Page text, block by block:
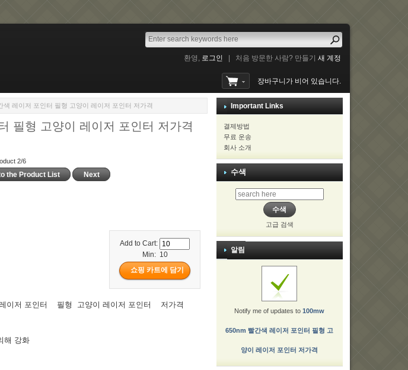
환영, 로그인 처음 방문한 사람? 만들기새 계정
장바구니가 비어 있습니다.
색 레이저 포인터 필형 고양이 레이저 포인터 저가격
필형 고양이 레이저 포인터 저가격
2/6
the Product List Next
Add to Cart:
Min: 10
레이저 포인터 필형 고양이 레이저 포인터 저가격
해 강화
Important Links
결제방법
무료 운송
회사 소개
수색
고급 검색
알림
Notify me of updates to100mw
650nm 빨간색 레이저 포인터 필형 고
양이 레이저 포인터 저가격